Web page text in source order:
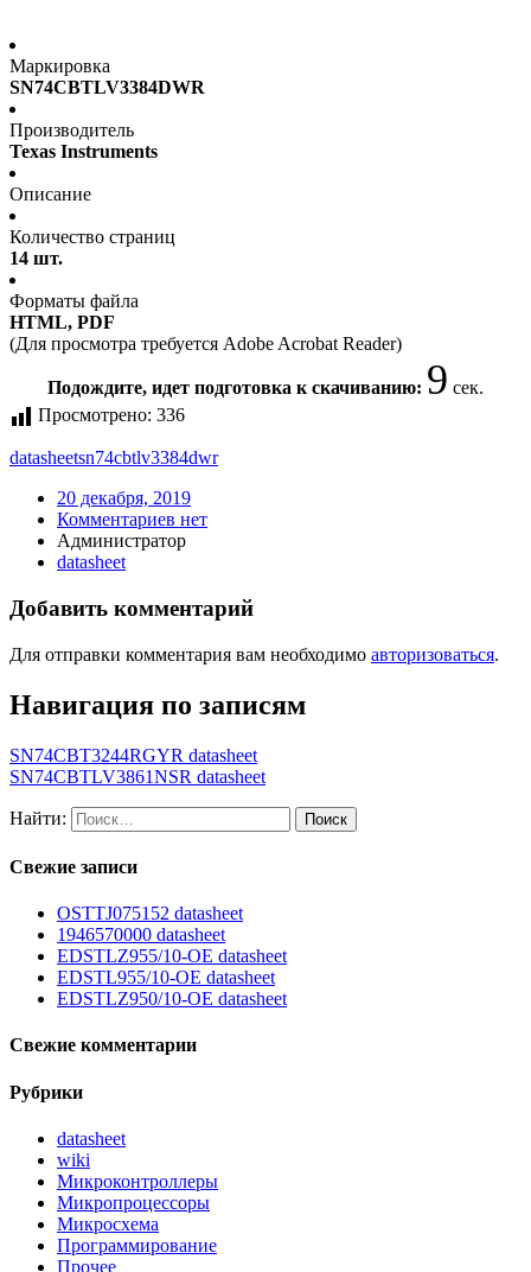
Маркировка
SN74CBTLV3384DWR
Производитель
Texas Instruments
Описание
Количество страниц
14 шт.
Форматы файла
HTML, PDF
(Для просмотра требуется Adobe Acrobat Reader)
Подождите, идет подготовка к скачиванию: 9 сек.
Просмотрено: 336
datasheetsn74cbtlv3384dwr
20 декабря, 2019
Комментариев нет
Администратор
datasheet
Добавить комментарий
Для отправки комментария вам необходимо авторизоваться.
Навигация по записям
SN74CBT3244RGYR datasheet
SN74CBTLV3861NSR datasheet
Найти:
Свежие записи
OSTTJ075152 datasheet
1946570000 datasheet
EDSTLZ955/10-OE datasheet
EDSTL955/10-OE datasheet
EDSTLZ950/10-OE datasheet
Свежие комментарии
Рубрики
datasheet
wiki
Микроконтроллеры
Микропроцессоры
Микросхема
Программирование
Прочее